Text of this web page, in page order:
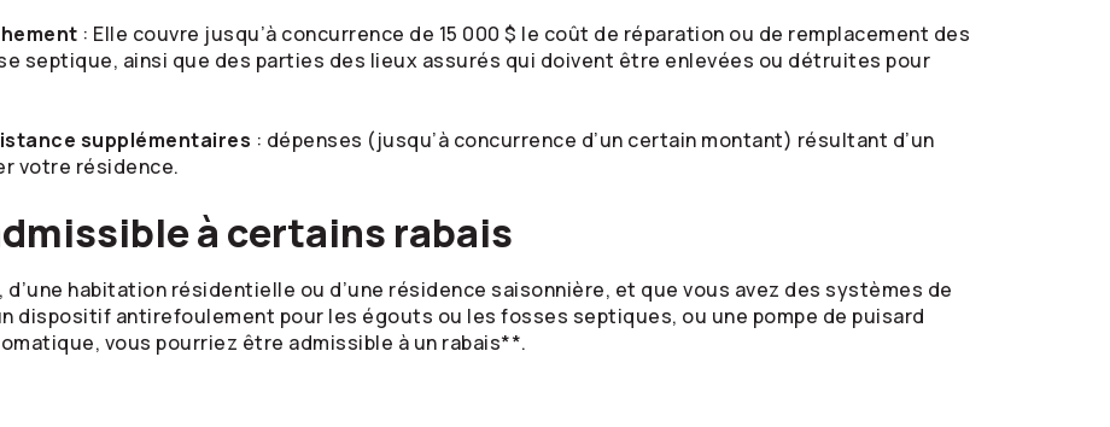
: Elle couvre jusqu’à concurrence de 15 000 $ le coût de réparation ou de remplacement des
septique, ainsi que des parties des lieux assurés qui doivent être enlevées ou détruites pour
supplémentaires : dépenses (jusqu’à concurrence d’un certain montant) résultant d’un
votre résidence.
à certains rabais
habitation résidentielle ou d’une résidence saisonnière, et que vous avez des systèmes de
dispositif antirefoulement pour les égouts ou les fosses septiques, ou une pompe de puisard
vous pourriez être admissible à un rabais**.